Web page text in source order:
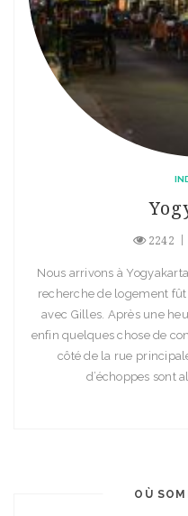
2242
Nous arrivons à
recherche de logement
avec Gilles. Après une
enfin quelques chose de
côté de la rue
d’échoppes sont
OÙ